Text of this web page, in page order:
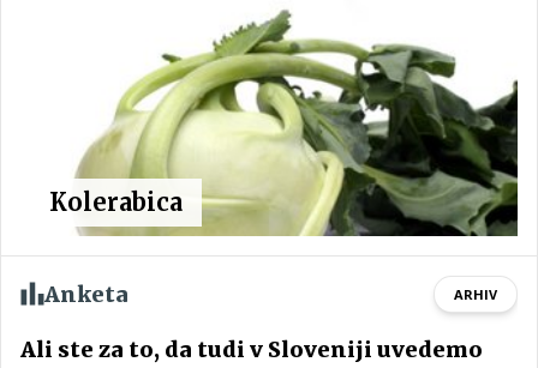
Kolerabica
Anketa ARHIV
Ali ste za to, da tudi v Sloveniji uvedemo